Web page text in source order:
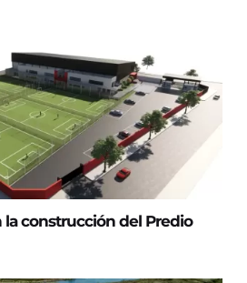
la construcción del Predio